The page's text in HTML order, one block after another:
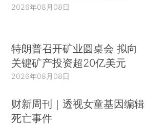
2026年08月08日
特朗普召开矿业圆桌会 拟向
关键矿产投资超20亿美元
2026年08月08日
财新周刊｜透视女童基因编辑
死亡事件